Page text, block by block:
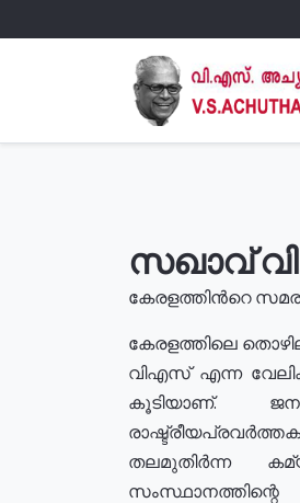
സഖാവ്
കേരളത്തിൻറെ
കേരളത്തിലെ
വിഎസ് എന്ന
കൂടിയാണ്.
തലമുതിർന്ന